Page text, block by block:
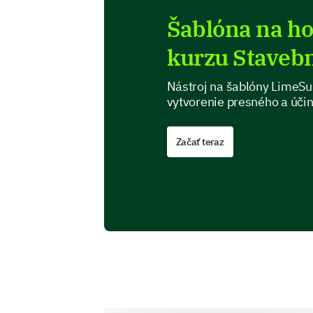
Šablóna na
kurzu
Nástroj na šablóny
vytvorenie presného a
Začať teraz